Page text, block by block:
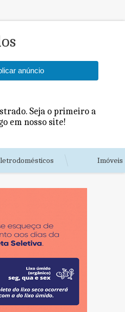
anúncio
Seja o primeiro a
em nosso site!
Imóveis